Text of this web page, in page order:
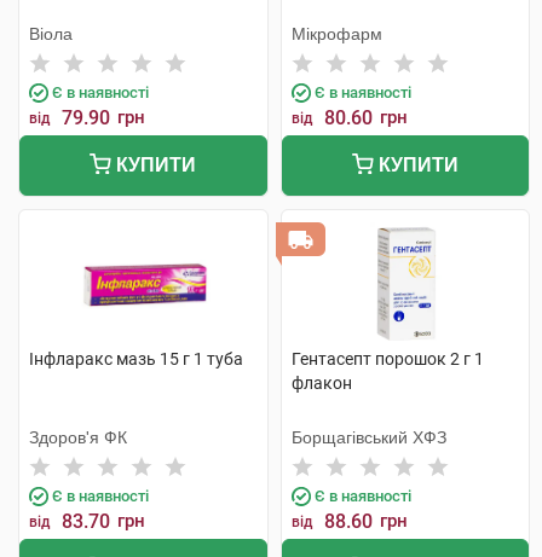
Віола
Є в наявності
від 79.90 грн
КУПИТИ
Мікрофарм
Є в наявності
від 80.60 грн
КУПИТИ
Інфларакс мазь 15 г 1 туба
Здоров'я ФК
Є в наявності
від 83.70 грн
Гентасепт порошок 2 г 1
флакон
Борщагівський ХФЗ
Є в наявності
від 88.60 грн